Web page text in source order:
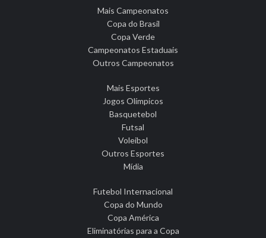
Mais Campeonatos
Copa do Brasil
Copa Verde
Campeonatos Estaduais
Outros Campeonatos
Mais Esportes
Jogos Olímpicos
Basquetebol
Futsal
Voleibol
Outros Esportes
Mídia
Futebol Internacional
Copa do Mundo
Copa América
Eliminatórias para a Copa